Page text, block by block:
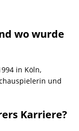
wo wurde
in Köln,
und
Karriere?